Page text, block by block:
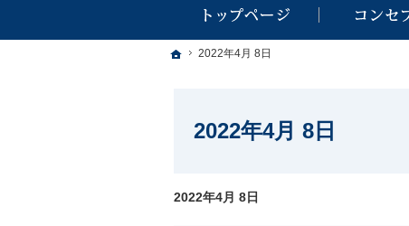
ホーム
2022年4月 8日
2022年4月 8日
2022年4月 8日
ホーム
2022年4月 8日